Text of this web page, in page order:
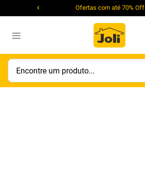
Ofertas com até 70% Off
Encontre um produto...